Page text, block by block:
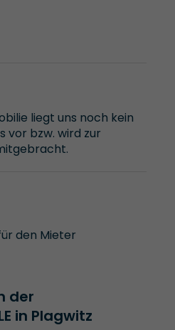
liegt uns noch kein
vor bzw. wird zur
den Mieter
der
in Plagwitz